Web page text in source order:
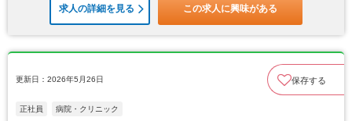
求人の詳細を見る この求人に興味がある
更新日：2026年5月26日 保存する
正社員 病院・クリニック